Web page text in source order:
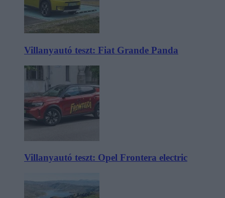
Villanyautó teszt: Fiat Grande Panda
Villanyautó teszt: Opel Frontera electric